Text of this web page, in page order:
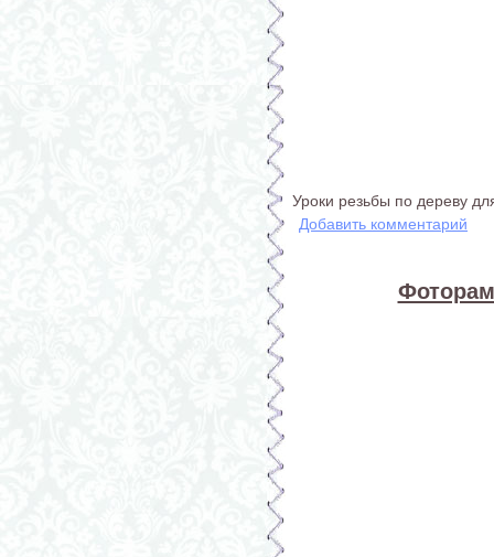
Уроки резьбы по дереву
Добавить комментарий